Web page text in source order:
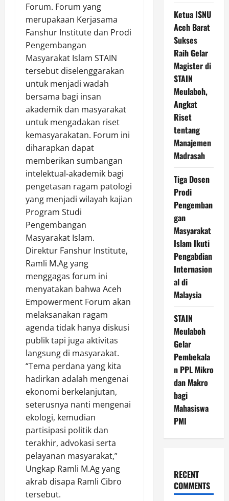
Forum. Forum yang
merupakaan Kerjasama
Fanshur Institute dan Prodi
Pengembangan
Masyarakat Islam STAIN
tersebut diselenggarakan
untuk menjadi wadah
bersama bagi insan
akademik dan masyarakat
untuk mengadakan riset
kemasyarakatan. Forum ini
diharapkan dapat
memberikan sumbangan
intelektual-akademik bagi
pengetasan ragam patologi
yang menjadi wilayah kajian
Program Studi
Pengembangan
Masyarakat Islam.
Direktur Fanshur Institute,
Ramli M.Ag yang
menggagas forum ini
menyatakan bahwa Aceh
Empowerment Forum akan
melaksanakan ragam
agenda tidak hanya diskusi
publik tapi juga aktivitas
langsung di masyarakat.
“Tema perdana yang kita
hadirkan adalah mengenai
ekonomi berkelanjutan,
seterusnya nanti mengenai
ekologi, kemudian
partisipasi politik dan
terakhir, advokasi serta
pelayanan masyarakat,”
Ungkap Ramli M.Ag yang
akrab disapa Ramli Cibro
tersebut.
Ketua ISNU
Aceh Barat
Sukses
Raih Gelar
Magister di
STAIN
Meulaboh,
Angkat
Riset
tentang
Manajemen
Madrasah
Tiga Dosen
Prodi
Pengemban
gan
Masyarakat
Islam Ikuti
Pengabdian
Internasion
al di
Malaysia
STAIN
Meulaboh
Gelar
Pembekala
n PPL Mikro
dan Makro
bagi
Mahasiswa
PMI
RECENT
COMMENTS